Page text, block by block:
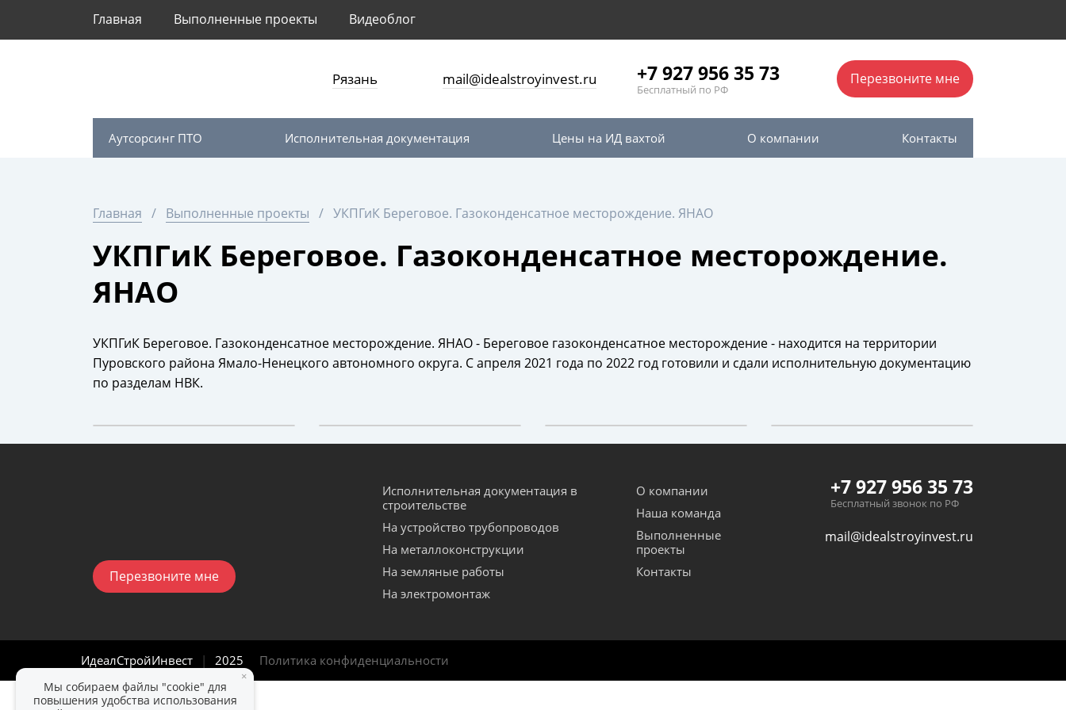
Главная Выполненные проекты Видеоблог
Рязань mail@idealstroyinvest.ru +7 927 956 35 73
Бесплатный по РФ
Перезвоните мне
Аутсорсинг ПТО Исполнительная документация Цены на ИД вахтой О компании Контакты
Главная Выполненные проекты УКПГиК Береговое. Газоконденсатное месторождение. ЯНАО
УКПГиК Береговое. Газоконденсатное месторождение.
ЯНАО
УКПГиК Береговое. Газоконденсатное месторождение. ЯНАО - Береговое газоконденсатное месторождение - находится на территории
Пуровского района Ямало-Ненецкого автономного округа. С апреля 2021 года по 2022 год готовили и сдали исполнительную документацию
по разделам НВК.
Перезвоните мне
Исполнительная документация в
строительстве
На устройство трубопроводов
На металлоконструкции
На земляные работы
На электромонтаж
О компании
Наша команда
Выполненные
проекты
Контакты
+7 927 956 35 73
Бесплатный звонок по РФ
mail@idealstroyinvest.ru
ИдеалСтройИнвест | 2025 Политика конфиденциальности
×
Мы собираем файлы "cookie" для
повышения удобства использования